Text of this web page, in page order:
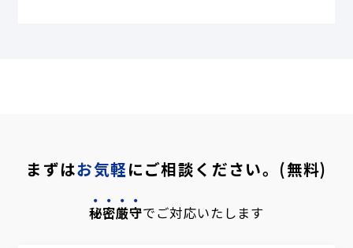
まずはお気軽にご相談ください。(無料)
秘密厳守でご対応いたします